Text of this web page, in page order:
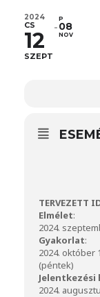
2024
CS
12
SZEPT
P
08
NOV
TERVEZETT
Elmélet:
2024.
Gyakorlat:
2024. október
(péntek)
Jelentkezési
2024.